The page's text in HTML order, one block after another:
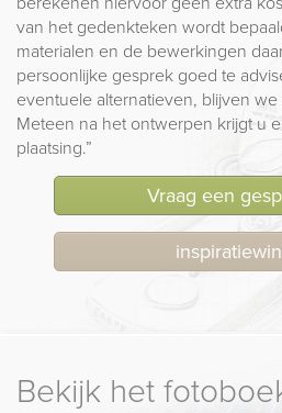
van het gedenkteken wordt
materialen en de bewerkingen
persoonlijke gesprek goed te
eventuele alternatieven, blijven
Meteen na het ontwerpen krijgt u
plaatsing.”
Vraag een
Bekijk het